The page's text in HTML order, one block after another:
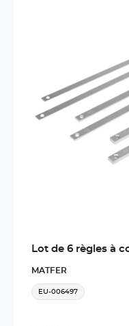
Lot de 6 règles à
MATFER
EU-006497